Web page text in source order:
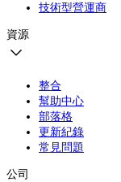
技術型營運商
資源
整合
幫助中心
部落格
更新紀錄
常見問題
公司